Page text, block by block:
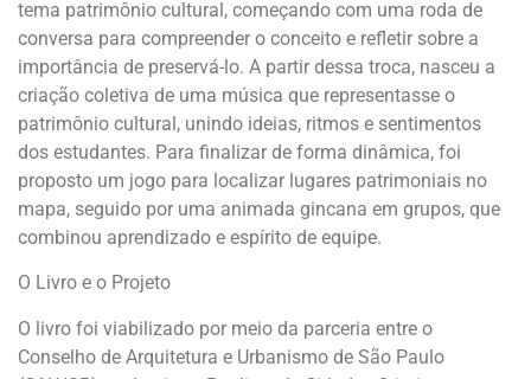
tema patrimônio cultural, começando com uma roda de
conversa para compreender o conceito e refletir sobre a
importância de preservá-lo. A partir dessa troca, nasceu a
criação coletiva de uma música que representasse o
patrimônio cultural, unindo ideias, ritmos e sentimentos
dos estudantes. Para finalizar de forma dinâmica, foi
proposto um jogo para localizar lugares patrimoniais no
mapa, seguido por uma animada gincana em grupos, que
combinou aprendizado e espírito de equipe.
O Livro e o Projeto
O livro foi viabilizado por meio da parceria entre o
Conselho de Arquitetura e Urbanismo de São Paulo